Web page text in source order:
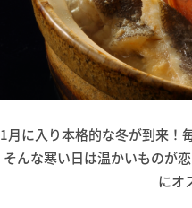
1月に入り本格的な冬が到来！
そんな寒い日は温かいものが
にオ